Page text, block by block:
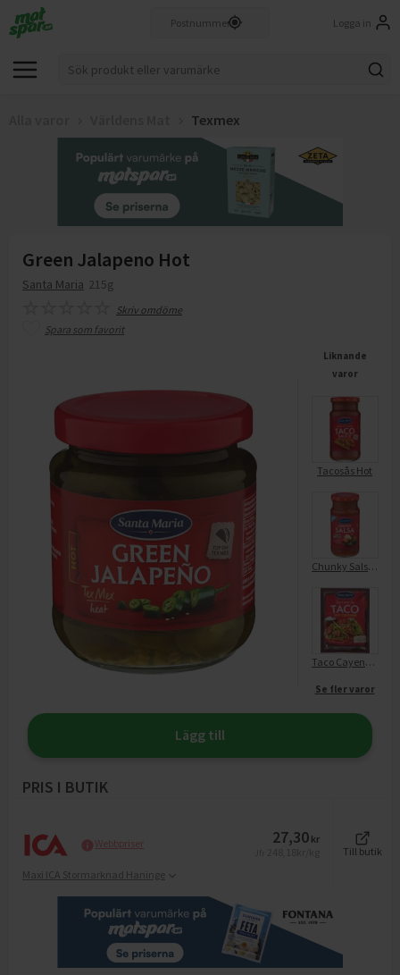
Logga in
Texmex
Green Jalapeno Hot
Santa Maria 215g
Skriv omdöme
Spara som favorit
Liknande
varor
Tacosås Hot
Chunky Salsa Hot
Taco Cayenne Hot Spice Mix
Se fler varor
Lägg till
PRIS I BUTIK
Webbpriser 27,30 kr
Till butik
Maxi ICA Stormarknad Haninge